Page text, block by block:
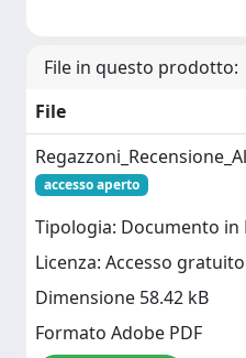
File in questo prodotto:
File
accesso aperto
Tipologia: Documento
Licenza: Accesso
Dimensione 58.42 kB
Formato Adobe PDF